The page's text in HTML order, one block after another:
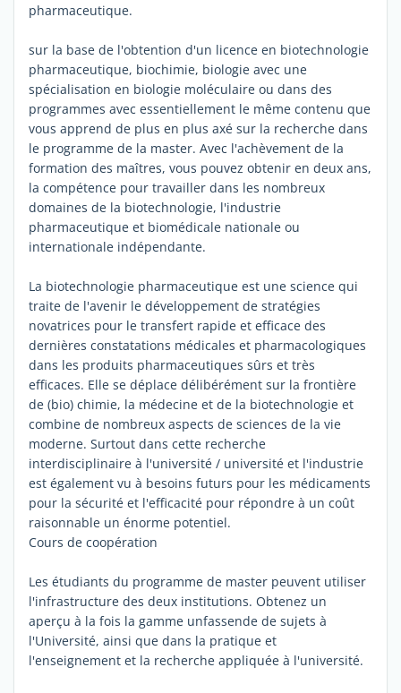
pharmaceutique.
sur la base de l'obtention d'un licence en biotechnologie
pharmaceutique, biochimie, biologie avec une
spécialisation en biologie moléculaire ou dans des
programmes avec essentiellement le même contenu que
vous apprend de plus en plus axé sur la recherche dans
le programme de la master. Avec l'achèvement de la
formation des maîtres, vous pouvez obtenir en deux ans,
la compétence pour travailler dans les nombreux
domaines de la biotechnologie, l'industrie
pharmaceutique et biomédicale nationale ou
internationale indépendante.
La biotechnologie pharmaceutique est une science qui
traite de l'avenir le développement de stratégies
novatrices pour le transfert rapide et efficace des
dernières constatations médicales et pharmacologiques
dans les produits pharmaceutiques sûrs et très
efficaces. Elle se déplace délibérément sur la frontière
de (bio) chimie, la médecine et de la biotechnologie et
combine de nombreux aspects de sciences de la vie
moderne. Surtout dans cette recherche
interdisciplinaire à l'université / université et l'industrie
est également vu à besoins futurs pour les médicaments
pour la sécurité et l'efficacité pour répondre à un coût
raisonnable un énorme potentiel.
Cours de coopération
Les étudiants du programme de master peuvent utiliser
l'infrastructure des deux institutions. Obtenez un
aperçu à la fois la gamme unfassende de sujets à
l'Université, ainsi que dans la pratique et
l'enseignement et la recherche appliquée à l'université.